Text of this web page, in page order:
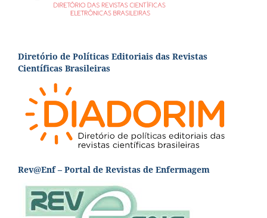
Diretório de Políticas Editoriais das Revistas
Científicas Brasileiras
Rev@Enf – Portal de Revistas de Enfermagem